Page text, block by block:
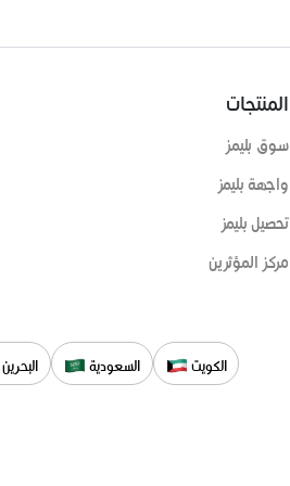
المنتجات
سوق بليمز
واجهة بليمز
تحصيل بليمز
مركز المؤثرين
الكويت السعودية البحرين